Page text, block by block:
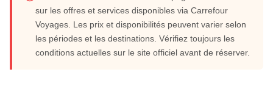
Organiser son voyage avec Carrefour
Voyages : astuces et bons plans
Juin 2026
sur les offres et services disponibles via Carrefour
Voyages. Les prix et disponibilités peuvent varier selon
les périodes et les destinations. Vérifiez toujours les
conditions actuelles sur le site officiel avant de réserver.